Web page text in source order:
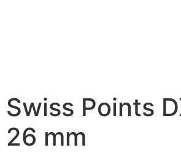
Swiss Points
26 mm